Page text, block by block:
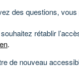
des questions,
rétablir
.
de nouveau